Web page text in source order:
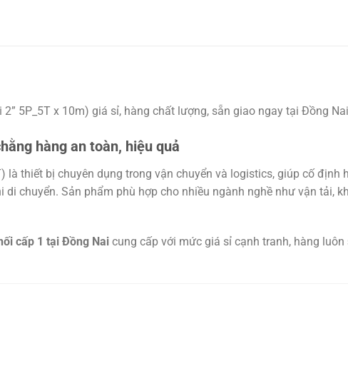
5P_5T x 10m) giá sỉ, hàng chất lượng, sẵn giao ngay tại Đồng Nai
hàng an toàn, hiệu quả
là thiết bị chuyên dụng trong vận chuyển và logistics, giúp cố định
chuyển. Sản phẩm phù hợp cho nhiều ngành nghề như vận tải,
cấp 1 tại Đồng Nai cung cấp với mức giá sỉ cạnh tranh, hàng luôn